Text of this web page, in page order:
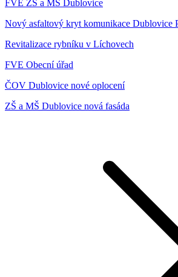
FVE ZŠ a MŠ Dublovice
Nový asfaltový kryt komunikace Dublovice
Revitalizace rybníku v Líchovech
FVE Obecní úřad
ČOV Dublovice nové oplocení
ZŠ a MŠ Dublovice nová fasáda